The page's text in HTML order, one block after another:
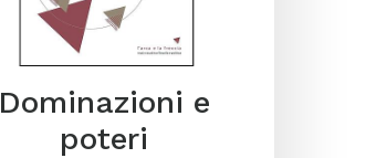
Dominazioni e
poteri